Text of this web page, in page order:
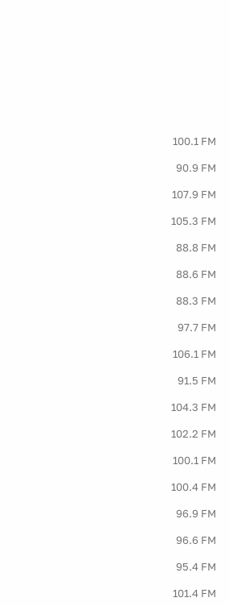
100.1 FM
90.9 FM
107.9 FM
105.3 FM
88.8 FM
88.6 FM
88.3 FM
97.7 FM
106.1 FM
91.5 FM
104.3 FM
102.2 FM
100.1 FM
100.4 FM
96.9 FM
96.6 FM
95.4 FM
101.4 FM